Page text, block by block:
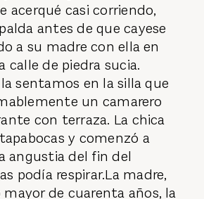
acerqué casi corriendo,
antes de que cayese
a su madre con ella en
calle de piedra sucia.
sentamos en la silla que
un camarero
con terraza. La chica
y comenzó a
angustia del fin del
podía respirar.La madre,
de cuarenta años, la